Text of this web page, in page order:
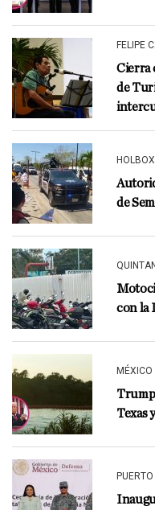
FELIPE
Cierra
de
HOLBOX
de
con la
MÉXICO
Trump
Texas